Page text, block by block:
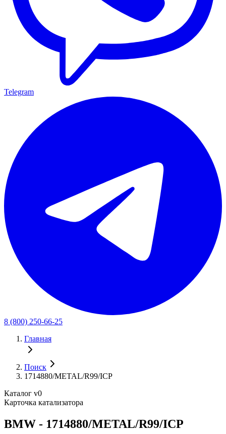
Telegram
8 (800) 250-66-25
Главная
Поиск
1714880/METAL/R99/ICP
Каталог v0
Карточка катализатора
BMW - 1714880/METAL/R99/ICP